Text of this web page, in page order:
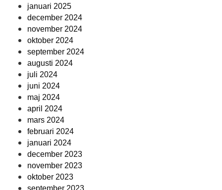
januari 2025
december 2024
november 2024
oktober 2024
september 2024
augusti 2024
juli 2024
juni 2024
maj 2024
april 2024
mars 2024
februari 2024
januari 2024
december 2023
november 2023
oktober 2023